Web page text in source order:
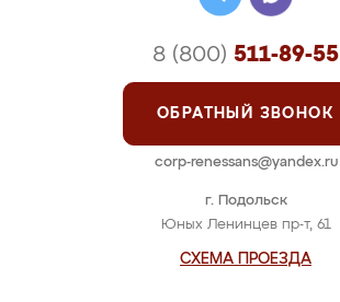
г. Подольск
Юных Ленинцев пр-т, 61
СХЕМА ПРОЕЗДА
8 (800) 511-89-55
ОБРАТНЫЙ ЗВОНОК
corp-renessans@yandex.ru